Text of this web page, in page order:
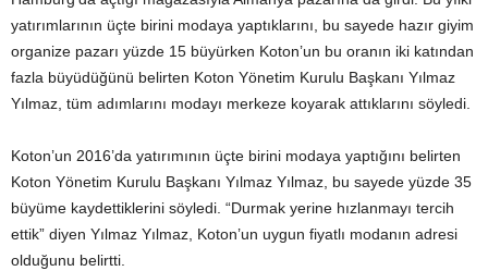
yatırımlarının üçte birini modaya yaptıklarını, bu sayede hazır giyim
organize pazarı yüzde 15 büyürken Koton’un bu oranın iki katından
fazla büyüdüğünü belirten Koton Yönetim Kurulu Başkanı Yılmaz
Yılmaz, tüm adımlarını modayı merkeze koyarak attıklarını söyledi.
Koton’un 2016’da yatırımının üçte birini modaya yaptığını belirten
Koton Yönetim Kurulu Başkanı Yılmaz Yılmaz, bu sayede yüzde 35
büyüme kaydettiklerini söyledi. “Durmak yerine hızlanmayı tercih
ettik” diyen Yılmaz Yılmaz, Koton’un uygun fiyatlı modanın adresi
olduğunu belirtti.